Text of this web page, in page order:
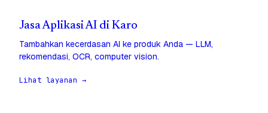
Jasa Aplikasi AI di Karo
Tambahkan kecerdasan AI ke produk Anda — LLM,
rekomendasi, OCR, computer vision.
Lihat layanan →